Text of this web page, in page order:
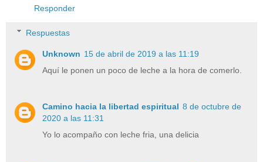
Responder
Respuestas
Unknown 15 de abril de 2019 a las 11:19
Aquí le ponen un poco de leche a la hora de comerlo.
Camino hacia la libertad espiritual 8 de octubre de
2020 a las 11:31
Yo lo acompaño con leche fria, una delicia